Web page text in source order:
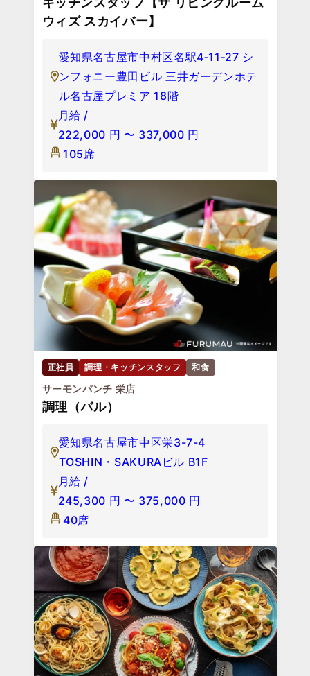
ウィズ スカイバー】
愛知県名古屋市中村区名駅4‐11‐27 シ
ンフォニー豊田ビル 三井ガーデンホテ
ル名古屋プレミア 18階
月給 /
222,000 円 〜 337,000 円
105席
正社員 調理・キッチンスタッフ 和食
サーモンパンチ 栄店
調理（バル）
愛知県名古屋市中区栄3-7-4
TOSHIN・SAKURAビル B1F
月給 /
245,300 円 〜 375,000 円
40席